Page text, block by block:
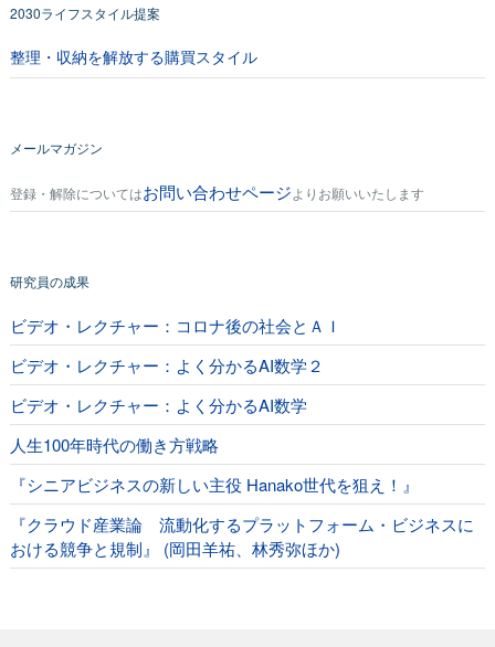
2030ライフスタイル提案
整理・収納を解放する購買スタイル
メールマガジン
登録・解除についてはお問い合わせページ よりお願いいたします
研究員の成果
ビデオ・レクチャー：コロナ後の社会とＡＩ
ビデオ・レクチャー：よく分かるAI数学２
ビデオ・レクチャー：よく分かるAI数学
人生100年時代の働き方戦略
『シニアビジネスの新しい主役 Hanako世代を狙え！』
『クラウド産業論 流動化するプラットフォーム・ビジネスに
おける競争と規制』 (岡田羊祐、林秀弥ほか)